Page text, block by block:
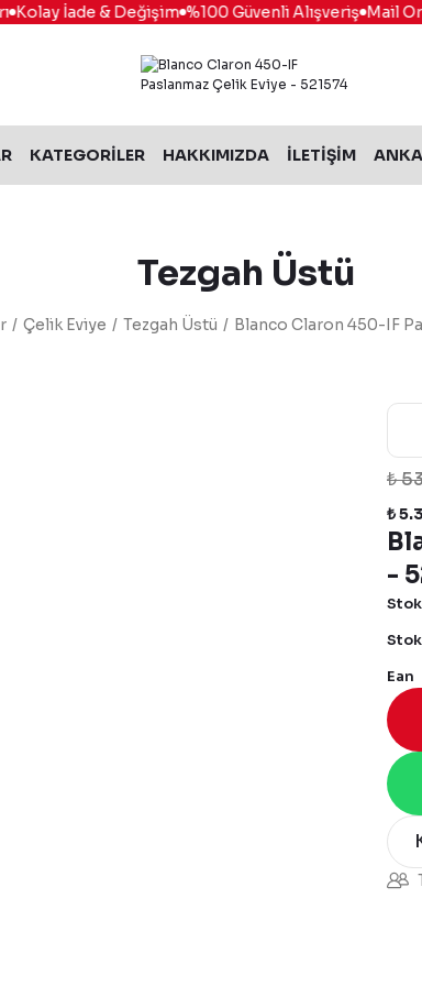
İade & Değişim %100 Güvenli Alışveriş Mail
KATEGORİLER HAKKIMIZDA İLETİŞİM
Tezgah Üstü
Çelik Eviye Tezgah Üstü Blanco Claron 450-IF
-
₺
₺
Ean